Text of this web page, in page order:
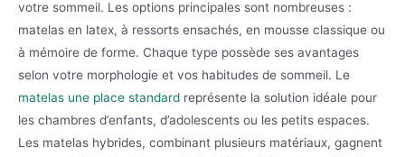
votre sommeil. Les options principales sont nombreuses :
matelas en latex, à ressorts ensachés, en mousse classique ou
à mémoire de forme. Chaque type possède ses avantages
selon votre morphologie et vos habitudes de sommeil. Le
matelas une place standard représente la solution idéale pour
les chambres d’enfants, d’adolescents ou les petits espaces.
Les matelas hybrides, combinant plusieurs matériaux, gagnent